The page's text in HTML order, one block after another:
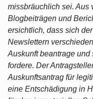
missbräuchlich sei. Aus
Blogbeiträgen und
ersichtlich, dass sich
Newslettern
Auskunft beantrage
fordere. Der
Auskunftsantrag für
eine Entschädigung in